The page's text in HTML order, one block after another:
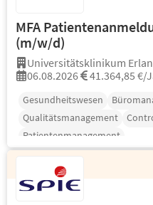
MFA
(m/w/d)
Universitätsklinikum
06.08.2026
41.364,85 €/
Gesundheitswesen
Qualitätsmanagement
Patientenmanagement